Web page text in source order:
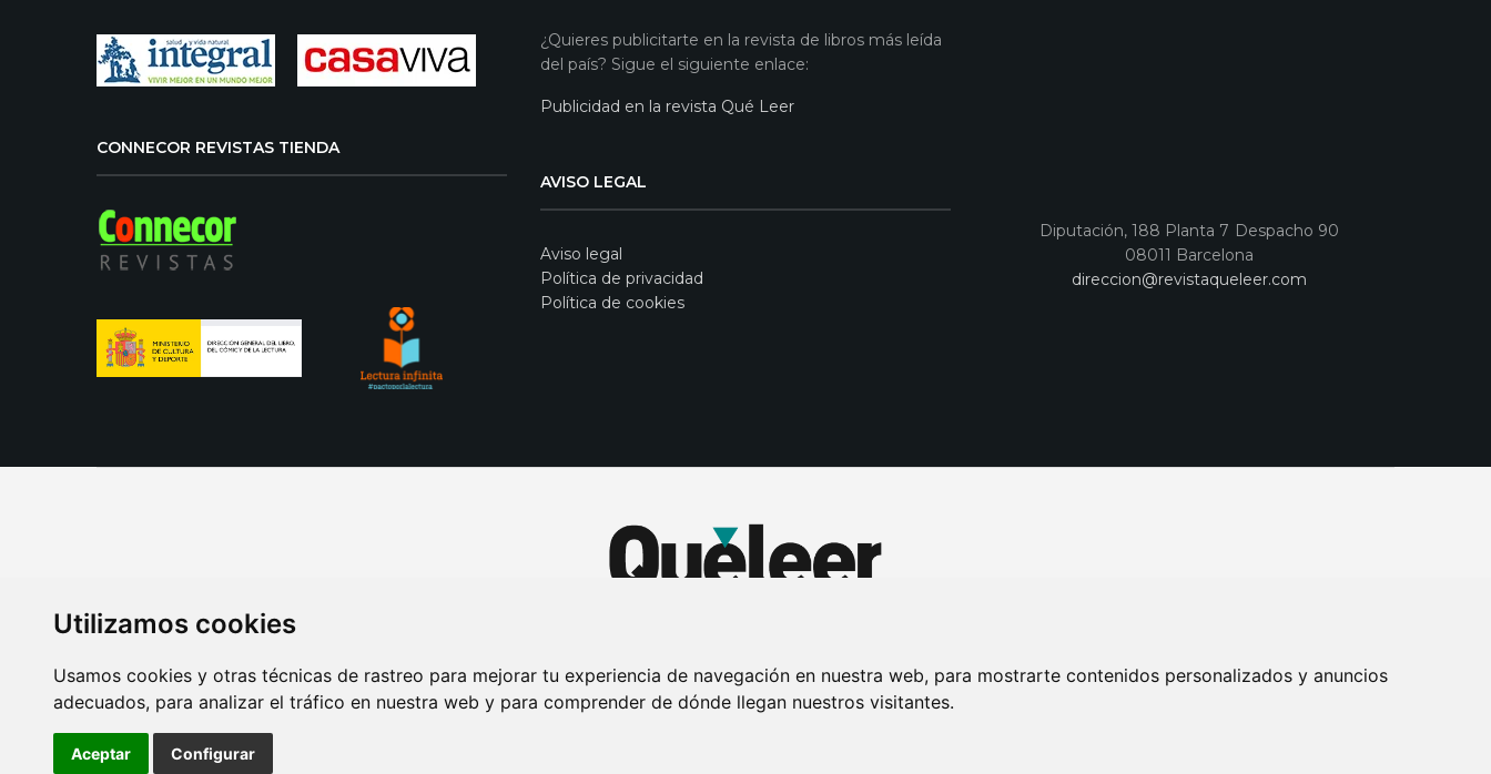
Utilizamos cookies
Usamos cookies y otras técnicas de rastreo para mejorar tu experiencia de navegación en nuestra web, para mostrarte contenidos personalizados y anuncios
adecuados, para analizar el tráfico en nuestra web y para comprender de dónde llegan nuestros visitantes.
Aceptar Configurar
CONNECOR REVISTAS TIENDA
¿Quieres publicitarte en la revista de libros más leída
del país? Sigue el siguiente enlace:
Publicidad en la revista Qué Leer
AVISO LEGAL
Aviso legal
Política de privacidad
Política de cookies
Diputación, 188 Planta 7 Despacho 90
08011 Barcelona
direccion@revistaqueleer.com
AVISO LEGAL POLITICA DE COOKIES POLITICA DE PRIVACIDAD PUBLICIDAD EN LA REVISTA QUÉ LEER SORTEO-PREESTRENOS